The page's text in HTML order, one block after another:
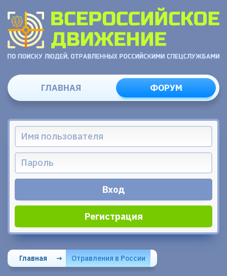
ГЛАВНАЯ ФОРУМ
Регистрация
Главная → Отравления в России